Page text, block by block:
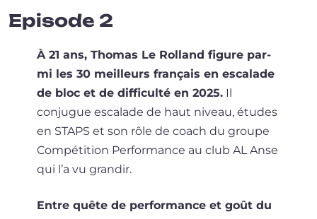
Episode 2
À 21 ans, Thomas Le Rolland figure par­
mi les 30 meilleurs fran­çais en esca­lade
de bloc et de dif­fi­cul­té en 2025. Il
conjugue esca­lade de haut niveau, études
en STAPS et son rôle de coach du groupe
Compétition Performance au club AL Anse
qui l’a vu grandir.
Entre quête de per­for­mance et goût du